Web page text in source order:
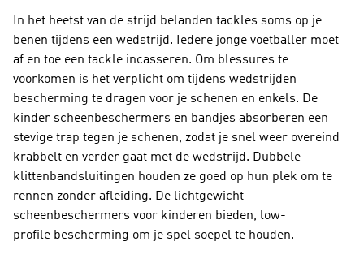
In het heetst van de strijd belanden tackles soms op je
benen tijdens een wedstrijd. Iedere jonge voetballer moet
af en toe een tackle incasseren. Om blessures te
voorkomen is het verplicht om tijdens wedstrijden
bescherming te dragen voor je schenen en enkels. De
kinder scheenbeschermers en bandjes absorberen een
stevige trap tegen je schenen, zodat je snel weer overeind
krabbelt en verder gaat met de wedstrijd. Dubbele
klittenbandsluitingen houden ze goed op hun plek om te
rennen zonder afleiding. De lichtgewicht
scheenbeschermers voor kinderen bieden, low-
profile bescherming om je spel soepel te houden.